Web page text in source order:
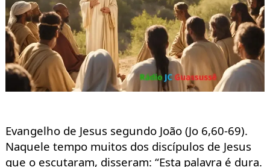
Evangelho de Jesus segundo João (Jo6,60-69).
Naquele tempo muitos dos discípulos de Jesus
que o escutaram, disseram: “Esta palavra é dura.